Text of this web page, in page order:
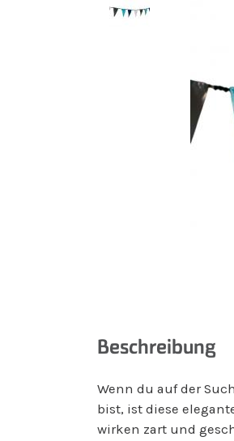
Beschreibung
Wenn du auf der
bist, ist diese
wirken zart und